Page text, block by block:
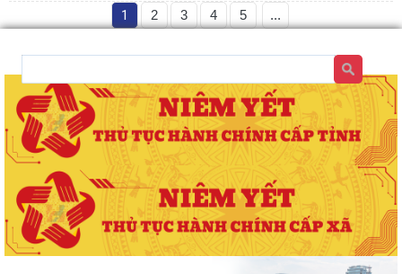
1 2 3 4 5 ...